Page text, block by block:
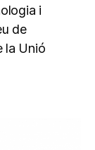
i
de
la Unió